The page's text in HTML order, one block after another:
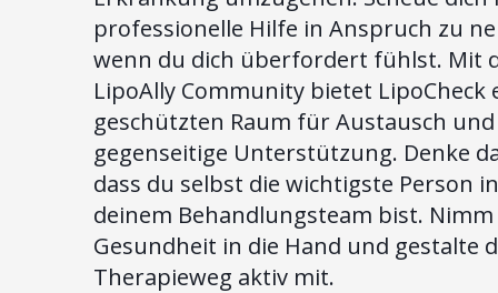
professionelle Hilfe in Anspruch zu
wenn du dich überfordert fühlst. Mit
LipoAlly Community bietet LipoCheck
geschützten Raum für Austausch und
gegenseitige Unterstützung. Denke
dass du selbst die wichtigste Person in
deinem Behandlungsteam bist.
Gesundheit in die Hand und gestalte
Therapieweg aktiv mit.